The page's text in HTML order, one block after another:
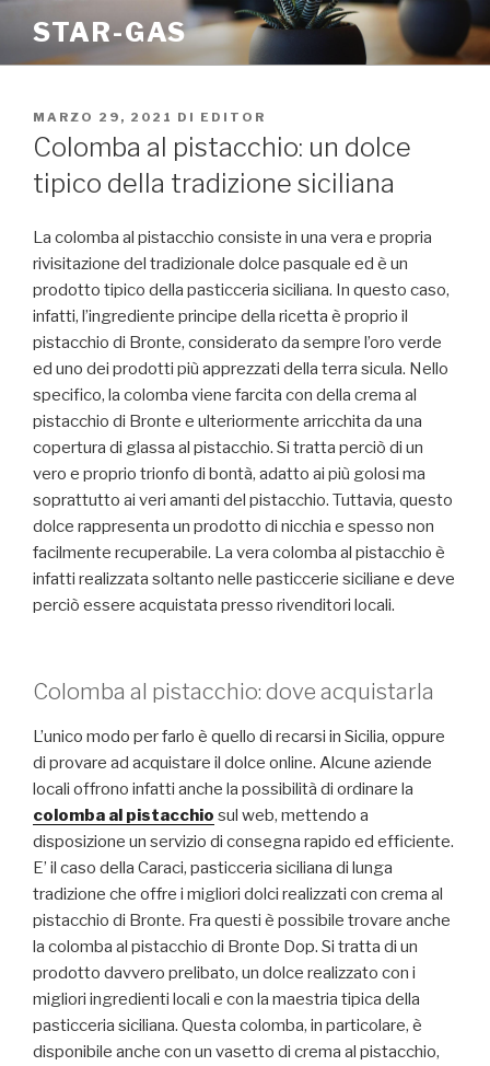
contenuto
STAR-GAS
PUBBLICATO
IL
MARZO 29, 2021 DI EDITOR
Colomba al pistacchio: un dolce
tipico della tradizione siciliana
La colomba al pistacchio consiste in una vera e propria
rivisitazione del tradizionale dolce pasquale ed è un
prodotto tipico della pasticceria siciliana. In questo caso,
infatti, l’ingrediente principe della ricetta è proprio il
pistacchio di Bronte, considerato da sempre l’oro verde
ed uno dei prodotti più apprezzati della terra sicula. Nello
specifico, la colomba viene farcita con della crema al
pistacchio di Bronte e ulteriormente arricchita da una
copertura di glassa al pistacchio. Si tratta perciò di un
vero e proprio trionfo di bontà, adatto ai più golosi ma
soprattutto ai veri amanti del pistacchio. Tuttavia, questo
dolce rappresenta un prodotto di nicchia e spesso non
facilmente recuperabile. La vera colomba al pistacchio è
infatti realizzata soltanto nelle pasticcerie siciliane e deve
perciò essere acquistata presso rivenditori locali.
Colomba al pistacchio: dove acquistarla
L’unico modo per farlo è quello di recarsi in Sicilia, oppure
di provare ad acquistare il dolce online. Alcune aziende
locali offrono infatti anche la possibilità di ordinare la
colomba al pistacchio sul web, mettendo a
disposizione un servizio di consegna rapido ed efficiente.
E’ il caso della Caraci, pasticceria siciliana di lunga
tradizione che offre i migliori dolci realizzati con crema al
pistacchio di Bronte. Fra questi è possibile trovare anche
la colomba al pistacchio di Bronte Dop. Si tratta di un
prodotto davvero prelibato, un dolce realizzato con i
migliori ingredienti locali e con la maestria tipica della
pasticceria siciliana. Questa colomba, in particolare, è
disponibile anche con un vasetto di crema al pistacchio,